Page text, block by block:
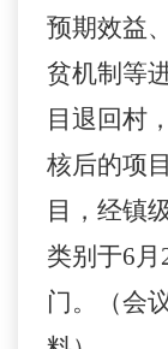
预期效益
贫机制等
目退回村
核后的项
目，经镇
类别于6月
门。（会